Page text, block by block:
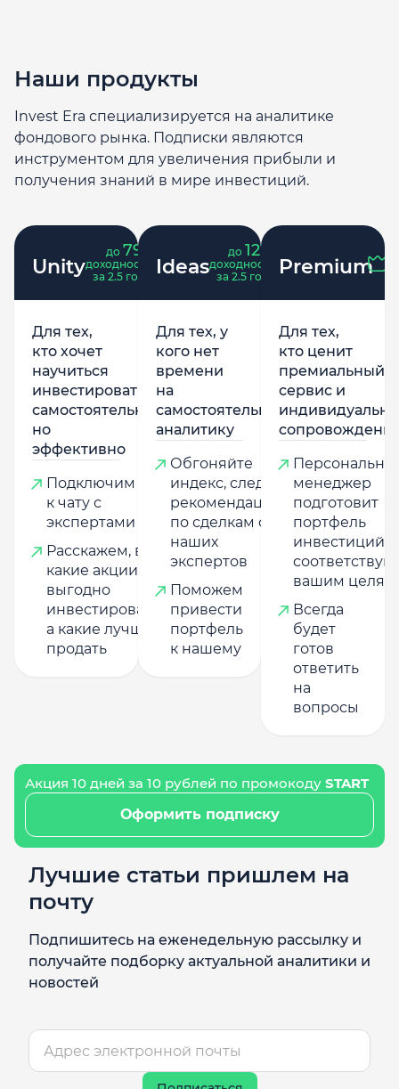
Наши продукты
Invest Era специализируется на аналитике
фондового рынка. Подписки являются
инструментом для увеличения прибыли и
получения знаний в мире инвестиций.
Unity
до 79
доходность
за 2.5 года
Для тех,
кто хочет
научиться
инвестировать
самостоятельно,
но
эффективно
Подключим
к чату с
экспертами
Расскажем, в
какие акции
выгодно
инвестировать,
а какие лучше
продать
Ideas
до 121
доходность
за 2.5 года
Для тех, у
кого нет
времени
на
самостоятельную
аналитику
Обгоняйте
индекс, следуя
рекомендациям
по сделкам от
наших
экспертов
Поможем
привести
портфель
к нашему
Premium
Для тех,
кто ценит
премиальный
сервис и
менеджер
подготовит
портфель
инвестиций,
вашим целям
Всегда
будет
готов
ответить
на
вопросы
Акция 10 дней за 10 рублей по промокоду START
Оформить подписку
Лучшие статьи пришлем на
почту
Подпишитесь на еженедельную рассылку и
получайте подборку актуальной аналитики и
новостей